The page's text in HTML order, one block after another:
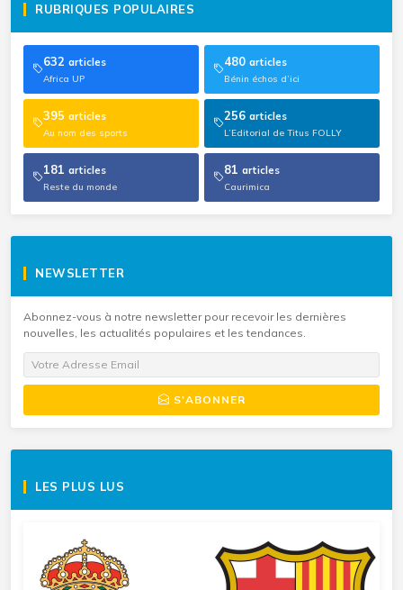
RUBRIQUES POPULAIRES
632 articles
Africa UP
480 articles
Bénin échos d’ici
395 articles
Au nom des sports
256 articles
L’Editorial de Titus FOLLY
181 articles
Reste du monde
81 articles
Caurimica
NEWSLETTER
Abonnez-vous à notre newsletter pour recevoir les dernières
nouvelles, les actualités populaires et les tendances.
S'ABONNER
LES PLUS LUS